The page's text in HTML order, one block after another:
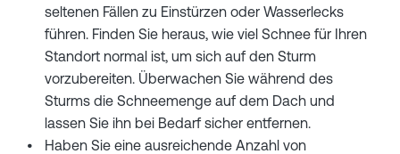
seltenen Fällen zu Einstürzen oder Wasserlecks
führen. Finden Sie heraus, wie viel Schnee für Ihren
Standort normal ist, um sich auf den Sturm
vorzubereiten. Überwachen Sie während des
Sturms die Schneemenge auf dem Dach und
lassen Sie ihn bei Bedarf sicher entfernen.
Haben Sie eine ausreichende Anzahl von